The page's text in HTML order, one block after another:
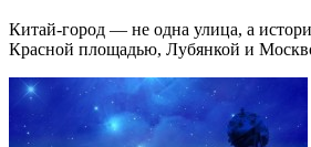
Китай-город — не одна улица, а
Красной площадью, Лубянкой и